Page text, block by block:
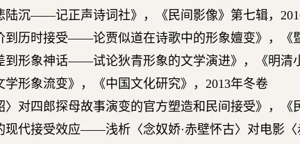
陆沉——记正声诗词社》，《民间影像》第七辑，
到历时接受——论贾似道在诗歌中的形象嬗变》，《
到形象神话——试论狄青形象的文学演进》，《明清
学形象流变》，《中国文化研究》， 2013年冬卷
〉对四郎探母故事演变的官方塑造和民间接受》，《
现代接受效应——浅析〈念奴娇·赤壁怀古〉对电影